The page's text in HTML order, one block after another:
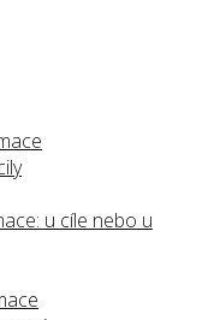
u cíle nebo u